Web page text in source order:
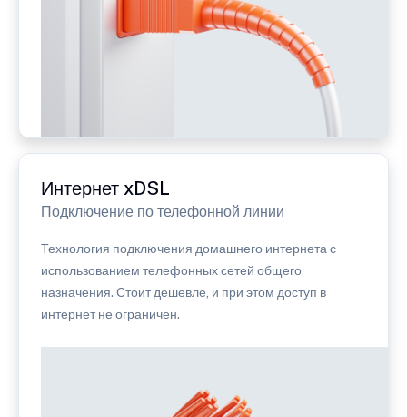
Интернет xDSL
Подключение по телефонной линии
Технология подключения домашнего интернета с
использованием телефонных сетей общего
назначения. Стоит дешевле, и при этом доступ в
интернет не ограничен.